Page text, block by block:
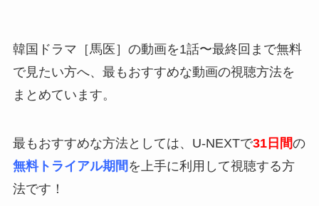
韓国ドラマ［馬医］の動画を1話〜最終回まで無料
で見たい方へ、最もおすすめな動画の視聴方法を
まとめています。
最もおすすめな方法としては、U-NEXTで31日間の
無料トライアル期間 を上手に利用して視聴する方
法です！